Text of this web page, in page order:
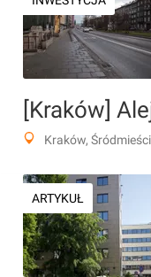
[Kraków]
Kraków,
ARTYKUŁ